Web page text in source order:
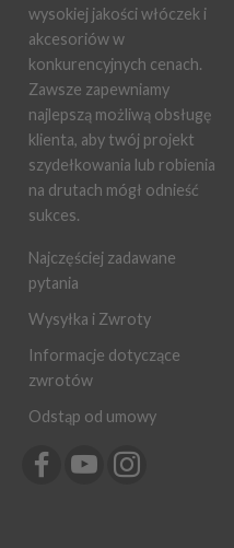
wysokiej jakości włóczek i
akcesoriów w
konkurencyjnych cenach.
Zawsze zapewniamy
najlepszą możliwą obsługę
klienta, aby twój projekt
szydełkowania lub robienia
na drutach mógł odnieść
sukces.
Najczęściej zadawane
pytania
Wysyłka i Zwroty
Informacje dotyczące
zwrotów
Odstąp od umowy